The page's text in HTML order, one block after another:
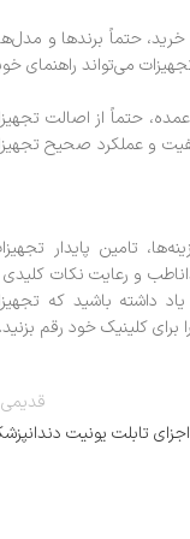
خرید، حتماً برندها و
می‌تواند راهنمای
حتماً از اصالت
و عملکرد صحیح
تامین پایدار
و رعایت نکات کلیدی
داشته باشید که
برای کلینیک خود رقم بزنید.
قدیمی
اجزای تابلت یونیت